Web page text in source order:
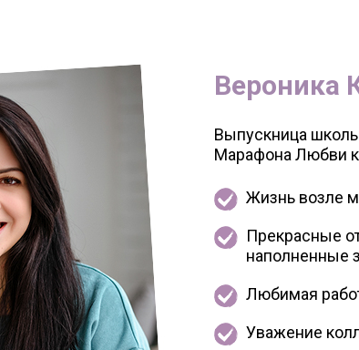
Вероника
Выпускница
Марафона Любви к
Жизнь возле
Прекрасные
наполненные
Любимая
Уважение